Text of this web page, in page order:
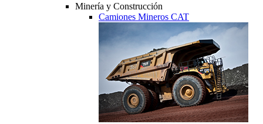
Minería y Construcción
Camiones Mineros CAT